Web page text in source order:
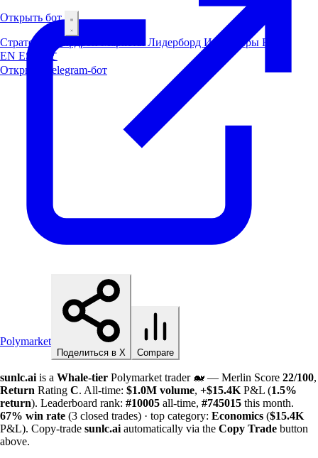
Открыть бот
Стратегии Лидерборд Инсайдеры Блог
EN ES
中文
Открыть Telegram-бот
Polymarket
Поделиться в X Compare
sunlc.ai is a Whale-tier Polymarket trader 🐋 — Merlin Score 22/100,
Return Rating C. All-time: $1.0M volume, +$15.4K P&L (1.5%
return). Leaderboard rank: #10005 all-time, #745015 this month.
67% win rate (3 closed trades) · top category: Economics ($15.4K
P&L). Copy-trade sunlc.ai automatically via the Copy Trade button
above.